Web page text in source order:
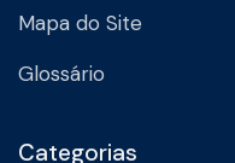
Mapa do Site
Glossário
Categorias